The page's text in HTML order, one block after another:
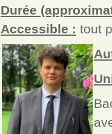
Durée
Accessible : tout